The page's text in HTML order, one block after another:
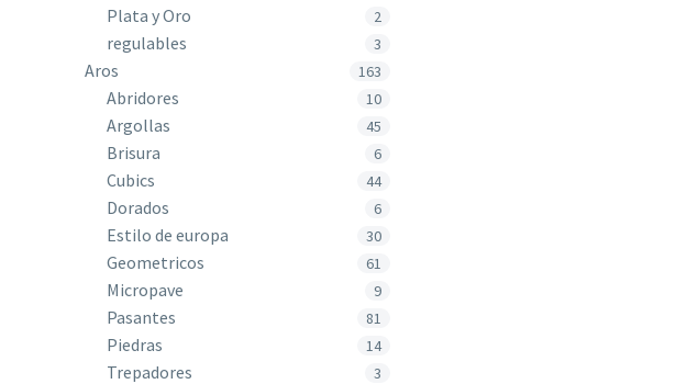
Plata y Oro 2
regulables 3
Aros 163
Abridores 10
Argollas 45
Brisura 6
Cubics 44
Dorados 6
Estilo de europa 30
Geometricos 61
Micropave 9
Pasantes 81
Piedras 14
Trepadores 3